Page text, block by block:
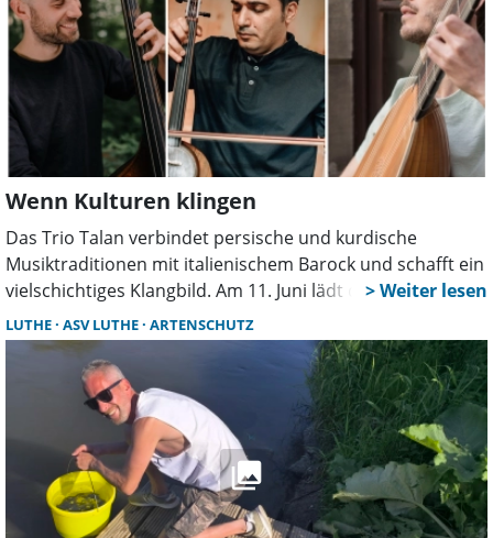
Wenn Kulturen klingen
Das Trio Talan verbindet persische und kurdische
Musiktraditionen mit italienischem Barock und schafft ein
vielschichtiges Klangbild. Am 11. Juni lädt die Luther
Dorfkirche zu einem besonderen Konzerterlebnis mit
emotionalen Momenten und anschließender Begegnung
LUTHE ASV LUTHE ARTENSCHUTZ